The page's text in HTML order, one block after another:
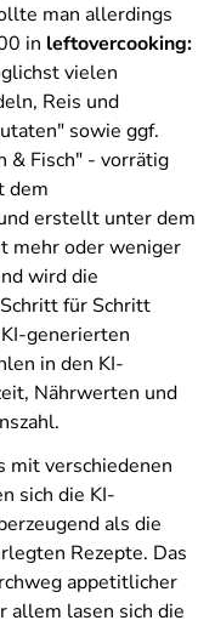
man allerdings
in leftovercooking:
vielen
Reis und
sowie ggf.
& Fisch" - vorrätig
dem
erstellt unter dem
mehr oder weniger
wird die
für Schritt
generierten
in den KI-
Nährwerten und
mit verschiedenen
sich die KI-
als die
Rezepte. Das
appetitlicher
allem lasen sich die